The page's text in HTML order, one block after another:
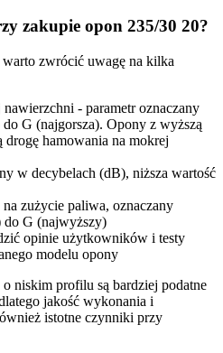
zakupie opon 235/30 20?
zwrócić uwagę na kilka
- parametr oznaczany
G (najgorsza). Opony z wyższą
drogę hamowania na mokrej
w decybelach (dB), niższa wartość
zużycie paliwa, oznaczany
do G (najwyższy)
opinie użytkowników i testy
modelu opony
niskim profilu są bardziej podatne
jakość wykonania i
istotne czynniki przy